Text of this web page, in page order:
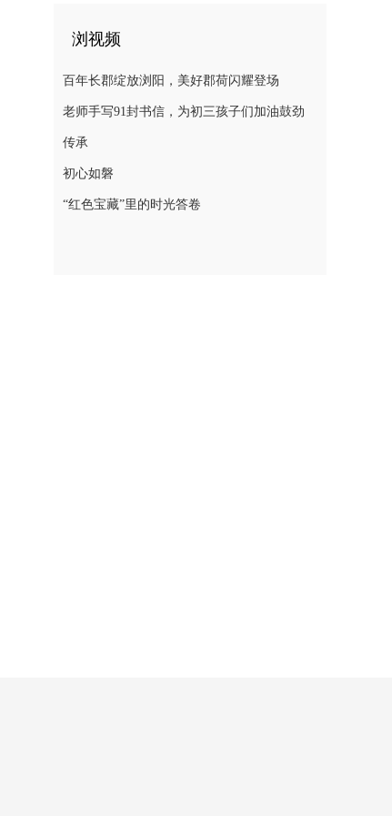
浏视频
百年长郡绽放浏阳，美好郡荷闪耀登场
老师手写91封书信，为初三孩子们加油鼓劲
传承
初心如磐
“红色宝藏”里的时光答卷